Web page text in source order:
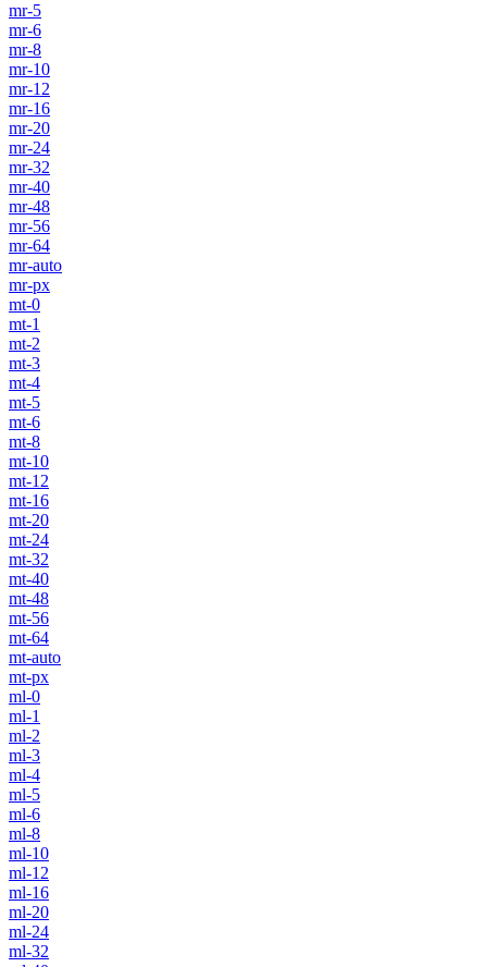
mr-5
mr-6
mr-8
mr-10
mr-12
mr-16
mr-20
mr-24
mr-32
mr-40
mr-48
mr-56
mr-64
mr-auto
mr-px
mt-0
mt-1
mt-2
mt-3
mt-4
mt-5
mt-6
mt-8
mt-10
mt-12
mt-16
mt-20
mt-24
mt-32
mt-40
mt-48
mt-56
mt-64
mt-auto
mt-px
ml-0
ml-1
ml-2
ml-3
ml-4
ml-5
ml-6
ml-8
ml-10
ml-12
ml-16
ml-20
ml-24
ml-32